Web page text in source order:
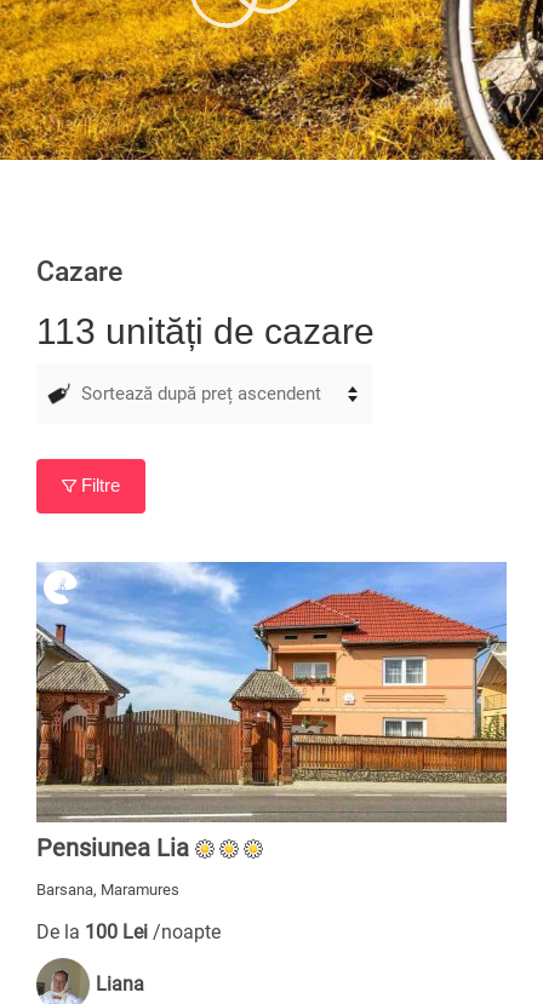
Cazare
113 unități de cazare
Filtre
Pensiunea Lia
Barsana, Maramures
De la 100 Lei /noapte
Liana